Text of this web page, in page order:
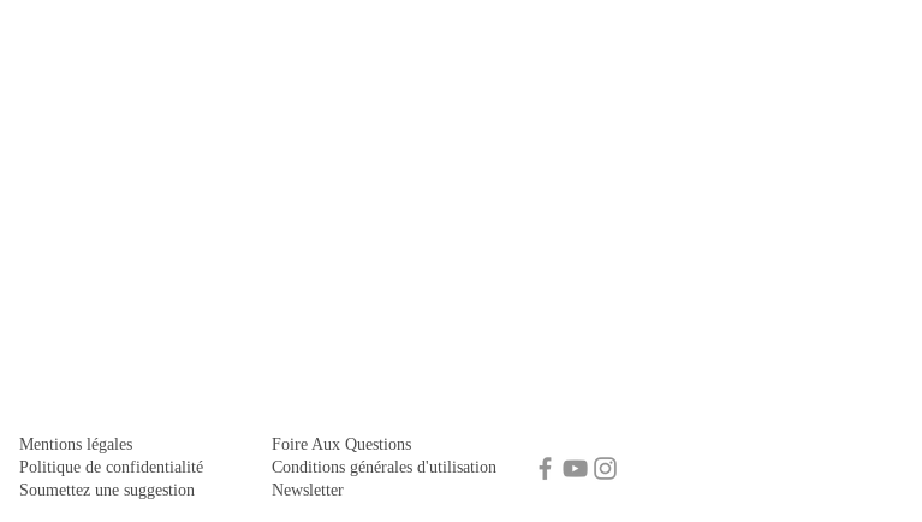
Mentions légales
Politique de confidentialité
Soumettez une suggestion
Foire Aux Questions
Conditions générales d'utilisation
Newsletter